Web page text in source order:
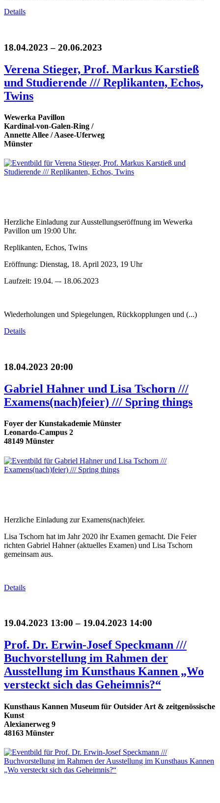
Details
18.04.2023 – 20.06.2023
Verena Stieger, Prof. Markus Karstieß
und Studierende /// Replikanten, Echos,
Twins
Wewerka Pavillon
Kardinal-von-Galen-Ring /
Annette Allee / Aasee-Uferweg
Münster
Herzliche Einladung zur Ausstellungseröffnung im Wewerka
Pavillon um 19:00 Uhr.
Replikanten, Echos, Twins
Eröffnung: Dienstag, 18. April 2023, 19 Uhr
Laufzeit: 19.04. –- 18.06.2023
Wiederholungen und Spiegelungen, Rückkopplungen und (...)
Details
18.04.2023 20:00
Gabriel Hahner und Lisa Tschorn ///
Examens(nach)feier) /// Spring things
Foyer der Kunstakademie Münster
Leonardo-Campus 2
48149 Münster
Herzliche Einladung zur Examens(nach)feier.
Lisa Tschorn hat im Jahr 2020 ihr Examen gemacht. Die Feier
richten Gabriel Hahner (aktuelles Examen) und Lisa Tschorn
gemeinsam aus.
Details
19.04.2023 13:00 – 19.04.2023 14:00
Prof. Dr. Erwin-Josef Speckmann ///
Buchvorstellung im Rahmen der
Ausstellung im Kunsthaus Kannen „Wo
versteckt sich das Geheimnis?“
Kunsthaus Kannen Museum für Outsider Art & zeitgenössische
Kunst
Alexianerweg 9
48163 Münster